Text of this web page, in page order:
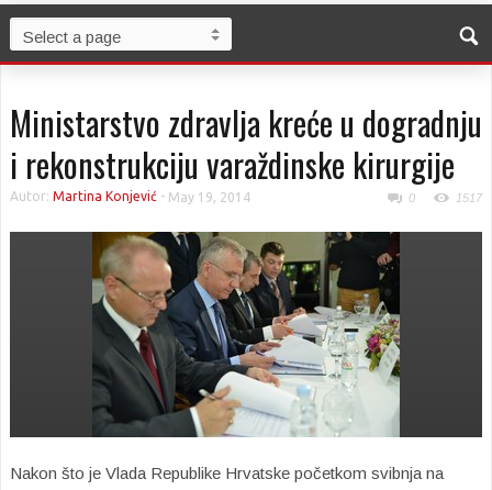
Ministarstvo zdravlja kreće u dogradnju
i rekonstrukciju varaždinske kirurgije
Autor: Martina Konjević - May 19, 2014 0 1517
Nakon što je Vlada Republike Hrvatske početkom svibnja na